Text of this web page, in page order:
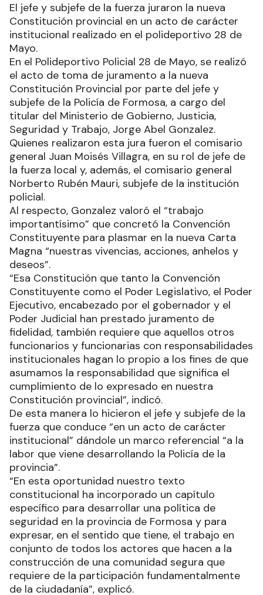
El jefe y subjefe de la fuerza juraron la nueva
Constitución provincial en un acto de carácter
institucional realizado en el polideportivo 28 de
Mayo.
En el Polideportivo Policial 28 de Mayo, se realizó
el acto de toma de juramento a la nueva
Constitución Provincial por parte del jefe y
subjefe de la Policía de Formosa, a cargo del
titular del Ministerio de Gobierno, Justicia,
Seguridad y Trabajo, Jorge Abel Gonzalez.
Quienes realizaron esta jura fueron el comisario
general Juan Moisés Villagra, en su rol de jefe de
la fuerza local y, además, el comisario general
Norberto Rubén Mauri, subjefe de la institución
policial.
Al respecto, Gonzalez valoró el “trabajo
importantísimo” que concretó la Convención
Constituyente para plasmar en la nueva Carta
Magna “nuestras vivencias, acciones, anhelos y
deseos”.
“Esa Constitución que tanto la Convención
Constituyente como el Poder Legislativo, el Poder
Ejecutivo, encabezado por el gobernador y el
Poder Judicial han prestado juramento de
fidelidad, también requiere que aquellos otros
funcionarios y funcionarias con responsabilidades
institucionales hagan lo propio a los fines de que
asumamos la responsabilidad que significa el
cumplimiento de lo expresado en nuestra
Constitución provincial”, indicó.
De esta manera lo hicieron el jefe y subjefe de la
fuerza que conduce “en un acto de carácter
institucional” dándole un marco referencial “a la
labor que viene desarrollando la Policía de la
provincia”.
“En esta oportunidad nuestro texto
constitucional ha incorporado un capítulo
específico para desarrollar una política de
seguridad en la provincia de Formosa y para
expresar, en el sentido que tiene, el trabajo en
conjunto de todos los actores que hacen a la
construcción de una comunidad segura que
requiere de la participación fundamentalmente
de la ciudadanía”, explicó.